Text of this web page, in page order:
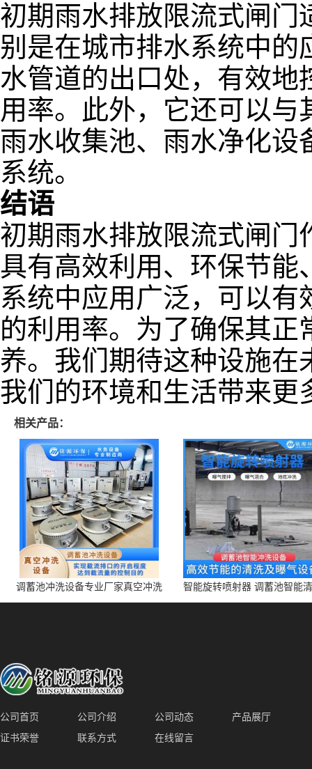
初期雨水排放限流式闸门
别是在城市排水系统中
水管道的出口处，有效地
用率。此外，它还可以
雨水收集池、雨水净化
系统。
结语
初期雨水排放限流式闸门
具有高效利用、环保节
系统中应用广泛，可以
的利用率。为了确保其
养。我们期待这种设施在
我们的环境和生活带来更
相关产品：
调蓄池冲洗设备专业厂家真空冲洗
装置厂家青岛铭源环保减少堵塞设
智能旋转喷射器 调蓄池智能
点对点面对面旋转清洗
公司首页 公司介绍 公司动态
产品展厅
证书荣誉
联系方式 在线留言